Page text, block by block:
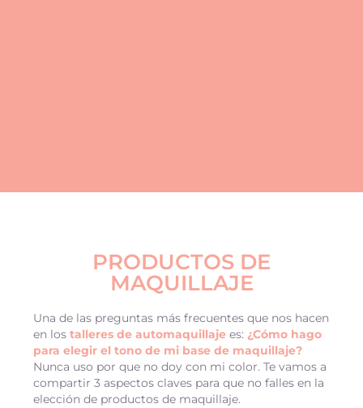
PRODUCTOS DE
MAQUILLAJE
Una de las preguntas más frecuentes que nos hacen
en lostalleres de automaquillaje es: ¿Cómo hago
para elegir el tono de mi base de maquillaje?
Nunca uso por que no doy con mi color. Te vamos a
compartir 3 aspectos claves para que no falles en la
elección de productos de maquillaje.